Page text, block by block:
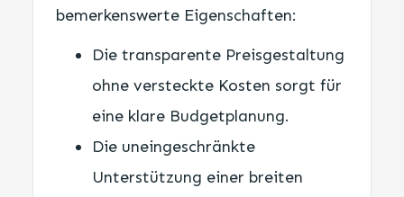
bemerkenswerte Eigenschaften:
Die transparente Preisgestaltung
ohne versteckte Kosten sorgt für
eine klare Budgetplanung.
Die uneingeschränkte
Unterstützung einer breiten